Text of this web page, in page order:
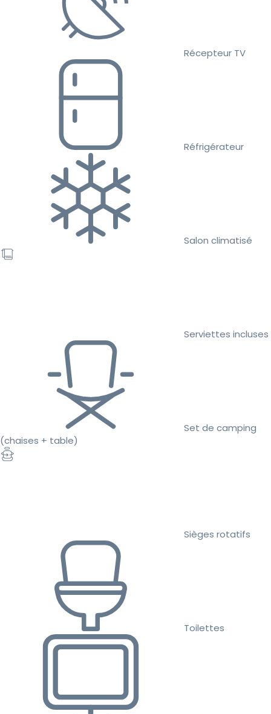
Récepteur TV
Réfrigérateur
Salon climatisé
Serviettes incluses
Set de camping
(chaises + table)
Sièges rotatifs
Toilettes